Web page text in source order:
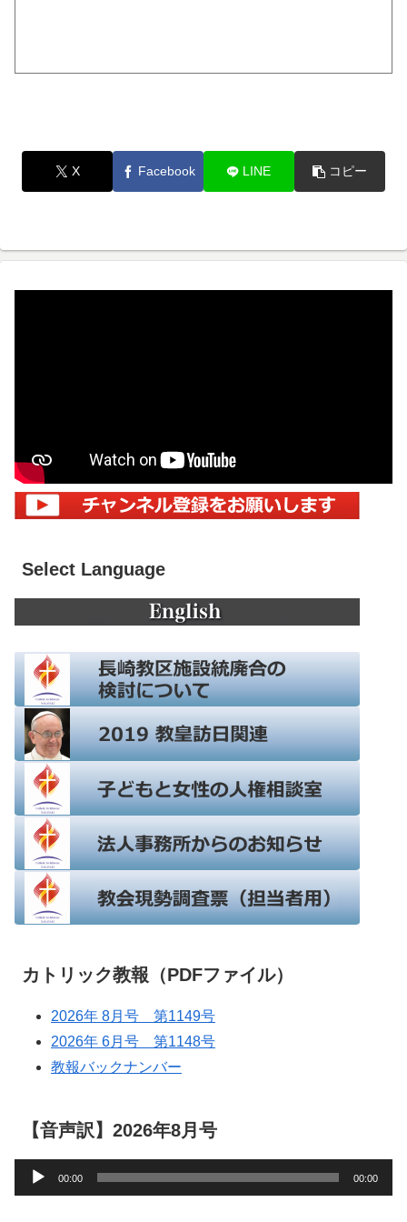
X Facebook LINE コピー
Select Language
カトリック教報（PDFファイル）
2026年 8月号 第1149号
2026年 6月号 第1148号
教報バックナンバー
【音声訳】2026年8月号
声
00:00 00:00